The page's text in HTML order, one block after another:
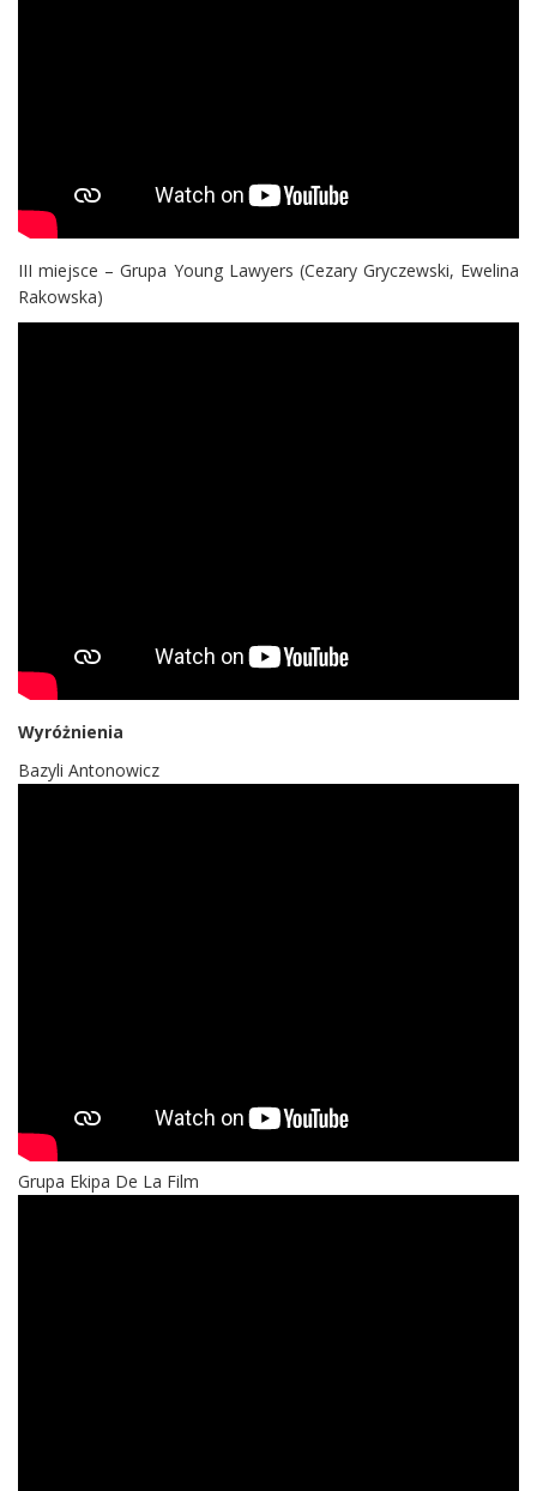
III miejsce – Grupa Young Lawyers (Cezary Gryczewski, Ewelina
Rakowska)
Wyróżnienia
Bazyli Antonowicz
Grupa Ekipa De La Film